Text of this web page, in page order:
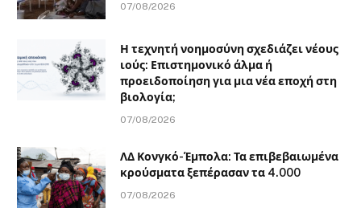
07/08/2026
Η τεχνητή νοημοσύνη σχεδιάζει νέους
ιούς: Επιστημονικό άλμα ή
προειδοποίηση για μια νέα εποχή στη
βιολογία;
07/08/2026
ΛΔ Κονγκό-Έμπολα: Τα επιβεβαιωμένα
κρούσματα ξεπέρασαν τα 4.000
07/08/2026